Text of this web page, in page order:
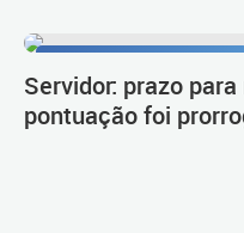
Servidor: prazo
pontuação foi